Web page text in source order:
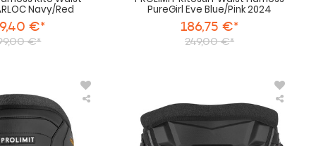
Navy/Red
€*
€*
PureGirl Eve Blue/Pink 2024
186,75 €*
249,00 €*